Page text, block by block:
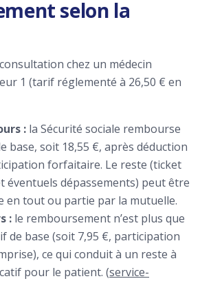
selon la
chez un médecin
1 (tarif réglementé à 26,50 € en
: la Sécurité sociale rembourse
base, soit 18,55 €, après déduction
forfaitaire. Le reste (ticket
éventuels dépassements) peut être
en tout ou partie par la mutuelle.
: le remboursement n’est plus que
de base (soit 7,95 €, participation
ce qui conduit à un reste à
pour le patient. (service-